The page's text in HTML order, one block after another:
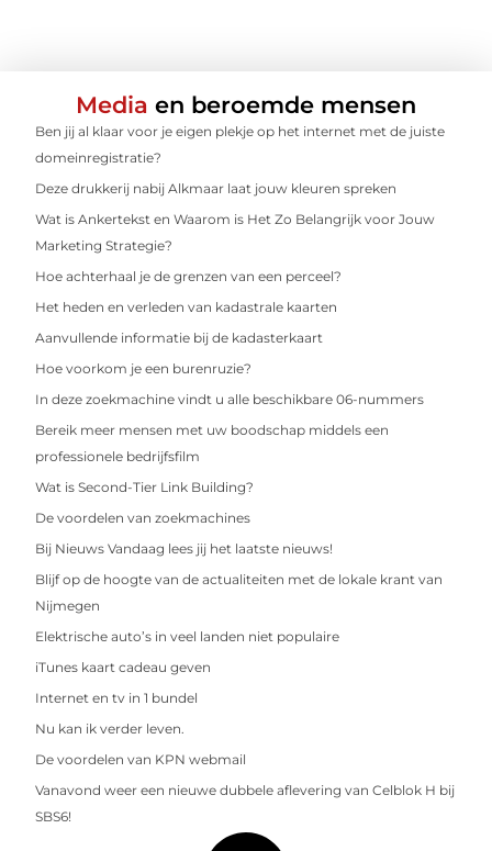
Media en beroemde mensen
Ben jij al klaar voor je eigen plekje op het internet met de juiste
domeinregistratie?
Deze drukkerij nabij Alkmaar laat jouw kleuren spreken
Wat is Ankertekst en Waarom is Het Zo Belangrijk voor Jouw
Marketing Strategie?
Hoe achterhaal je de grenzen van een perceel?
Het heden en verleden van kadastrale kaarten
Aanvullende informatie bij de kadasterkaart
Hoe voorkom je een burenruzie?
In deze zoekmachine vindt u alle beschikbare 06-nummers
Bereik meer mensen met uw boodschap middels een
professionele bedrijfsfilm
Wat is Second-Tier Link Building?
De voordelen van zoekmachines
Bij Nieuws Vandaag lees jij het laatste nieuws!
Blijf op de hoogte van de actualiteiten met de lokale krant van
Nijmegen
Elektrische auto’s in veel landen niet populaire
iTunes kaart cadeau geven
Internet en tv in 1 bundel
Nu kan ik verder leven.
De voordelen van KPN webmail
Vanavond weer een nieuwe dubbele aflevering van Celblok H bij
SBS6!